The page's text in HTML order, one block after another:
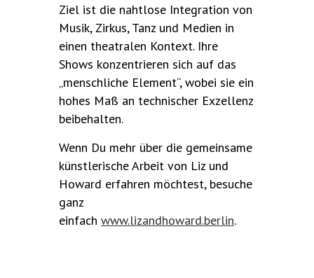
Ziel ist die nahtlose Integration von
Musik, Zirkus, Tanz und Medien in
einen theatralen Kontext. Ihre
Shows konzentrieren sich auf das
„menschliche Element“, wobei sie ein
hohes Maß an technischer Exzellenz
beibehalten.
Wenn Du mehr über die gemeinsame
künstlerische Arbeit von Liz und
Howard erfahren möchtest, besuche
ganz
einfach www.lizandhoward.berlin.